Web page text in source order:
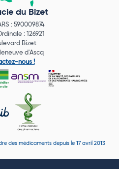
du Bizet
: 590009874
: 126921
Bizet
d'Ascq
nous !
des médicaments depuis le 17 avril 2013